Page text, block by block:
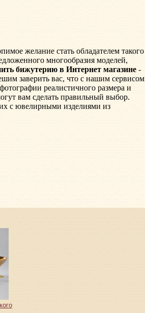
желание стать обладателем такого
многообразия моделей,
бижутерию в Интернет магазине-
заверить вас, что с нашим сервисом
реалистичного размера и
вам сделать правильный выбор.
с ювелирными изделиями из